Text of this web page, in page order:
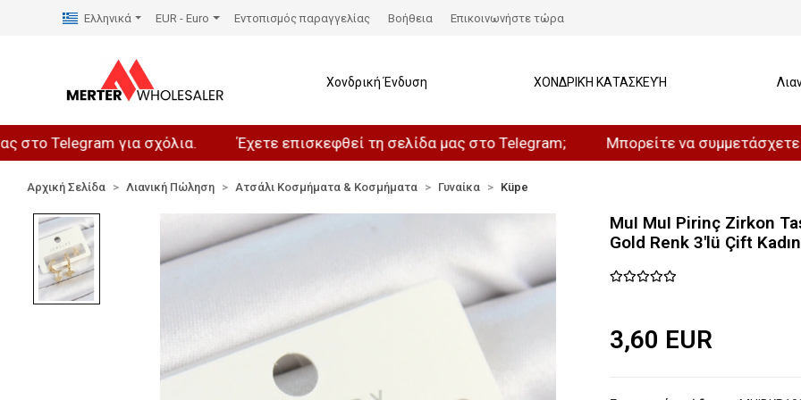
για σχόλια. Έχετε επισκεφθεί τη σελίδα μας στο Telegram; Μπορείτε να συμμετάσχετε στο
Ελληνικά EUR - Euro Εντοπισμός παραγγελίας Βοήθεια Επικοινωνήστε τώρα
Χονδρική Ένδυση ΧΟΝΔΡΙΚΉ ΚΑΤΑΣΚΕΥΉ
Αρχική Σελίδα Λιανική Πώληση Ατσάλι Κοσμήματα & Κοσμήματα Γυναίκα Küpe
MuI MuI Pirinç Zirkon
Gold Renk 3'lü Çift
3,60 EUR